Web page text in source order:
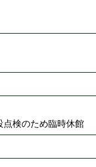
検のため臨時休館